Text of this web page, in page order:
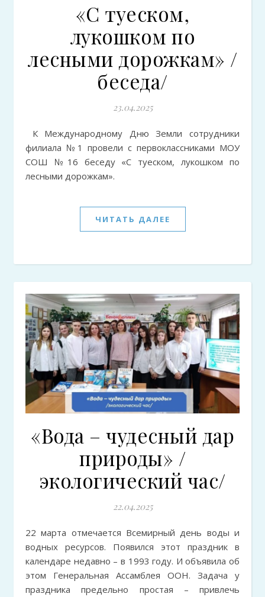
«С туеском,
лукошком по
лесными дорожкам» /
беседа/
23.04.2025
К Международному Дню Земли сотрудники
филиала №1 провели с первоклассниками МОУ
СОШ №16 беседу «С туеском, лукошком по
лесными дорожкам».
ЧИТАТЬ ДАЛЕЕ
«Вода – чудесный дар
природы» /
экологический час/
22.04.2025
22 марта отмечается Всемирный день воды и
водных ресурсов. Появился этот праздник в
календаре недавно – в 1993 году. И объявила об
этом Генеральная Ассамблея ООН. Задача у
праздника предельно простая – привлечь